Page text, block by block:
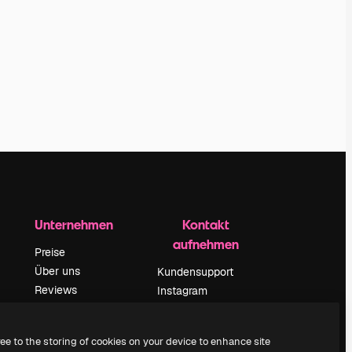
Unternehmen
Preise
Über uns
Reviews
Blog
Kontakt
aufnehmen
Kundensupport
Instagram
TikTok
to the storing of cookies on your device to enhance site